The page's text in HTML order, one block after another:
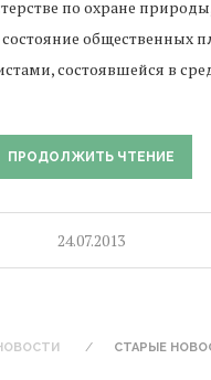
по охране
состояние общественных
состоявшейся в
ПРОДОЛЖИТЬ ЧТЕНИЕ
24.07.2013
СТАРЫЕ